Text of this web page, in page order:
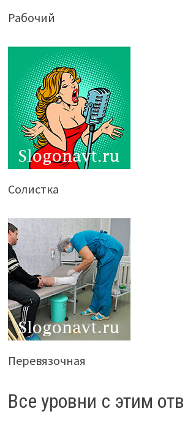
Рабочий
Солистка
Перевязочная
Все уровни с этим